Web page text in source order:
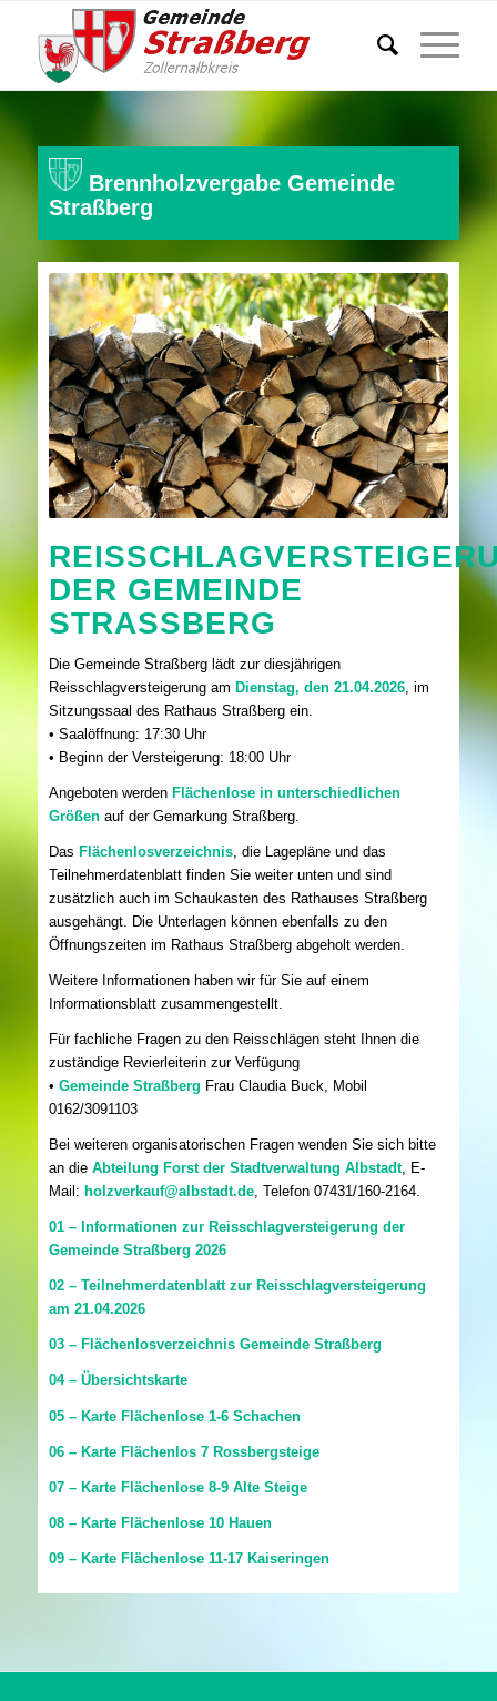
Brennholzvergabe Gemeinde
Straßberg
DER GEMEINDE
STRASSBERG
Die Gemeinde Straßberg lädt zur diesjährigen
Reisschlagversteigerung am Dienstag, den 21.04.2026, im
Sitzungssaal des Rathaus Straßberg ein.
• Saalöffnung: 17:30 Uhr
• Beginn der Versteigerung: 18:00 Uhr
Angeboten werden Flächenlose in unterschiedlichen
Größenauf der Gemarkung Straßberg.
Das Flächenlosverzeichnis, die Lagepläne und das
Teilnehmerdatenblatt finden Sie weiter unten und sind
zusätzlich auch im Schaukasten des Rathauses Straßberg
ausgehängt. Die Unterlagen können ebenfalls zu den
Öffnungszeiten im Rathaus Straßberg abgeholt werden.
Weitere Informationen haben wir für Sie auf einem
Informationsblatt zusammengestellt.
Für fachliche Fragen zu den Reisschlägen steht Ihnen die
zuständige Revierleiterin zur Verfügung
• Gemeinde Straßberg Frau Claudia Buck, Mobil
0162/3091103
Bei weiteren organisatorischen Fragen wenden Sie sich bitte
an die Abteilung Forst der Stadtverwaltung Albstadt, E-
Mail: holzverkauf@albstadt.de, Telefon 07431/160-2164.
01 – Informationen zur Reisschlagversteigerung der
Gemeinde Straßberg 2026
02 – Teilnehmerdatenblatt zur Reisschlagversteigerung
am 21.04.2026
03 – Flächenlosverzeichnis Gemeinde Straßberg
04 – Übersichtskarte
05 – Karte Flächenlose 1-6 Schachen
06 – Karte Flächenlos 7 Rossbergsteige
07 – Karte Flächenlose 8-9 Alte Steige
08 – Karte Flächenlose 10 Hauen
09 – Karte Flächenlose 11-17 Kaiseringen